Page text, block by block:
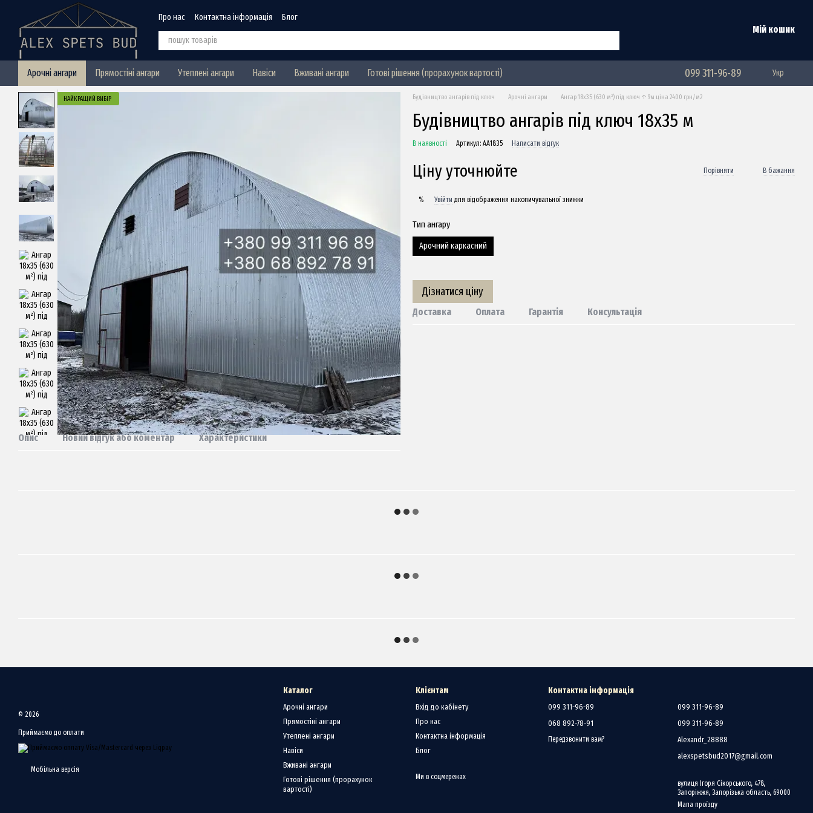
Перейти до основного контенту
Про нас Контактна інформація Блог
Мій кошик
Арочні ангари Прямостіні ангари Утеплені ангари Навіси Вживані ангари Готові рішення (прорахунок вартості) 099 311-96-89 Укр
НАЙКРАЩИЙ ВИБІР
Опис Новий відгук або коментар Характеристики
Будівництво ангарів під ключ Арочні ангари Ангар 18х35 (630 м²) під ключ ↑9м ціна 2400 грн/м2
Будівництво ангарів під ключ 18х35 м
В наявності Артикул: АА1835 Написати відгук
Ціну уточнюйте Порівняти В бажання
% Увійти для відображення накопичувальної знижки
Тип ангару
Арочний каркасний
Дізнатися ціну
Доставка Оплата Гарантія Консультація
© 2026
Приймаємо до оплати
Мобільна версія
Каталог
Арочні ангари
Прямостіні ангари
Утеплені ангари
Навіси
Вживані ангари
Готові рішення (прорахунок
вартості)
Клієнтам
Вхід до кабінету
Про нас
Контактна інформація
Блог
Ми в соцмережах
Контактна інформація
099 311-96-89
068 892-78-91
Передзвонити вам?
099 311-96-89
099 311-96-89
Alexandr_28888
alexspetsbud2017@gmail.com
вулиця Ігоря Сікорського, 478,
Запоріжжя, Запорізька область, 69000
Мапа проїзду